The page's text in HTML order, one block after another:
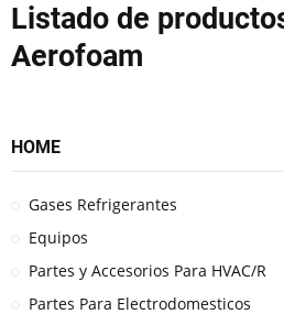
Listado de
Aerofoam
HOME
Gases Refrigerantes
Equipos
Partes y Accesorios Para HVAC/R
Partes Para Electrodomesticos